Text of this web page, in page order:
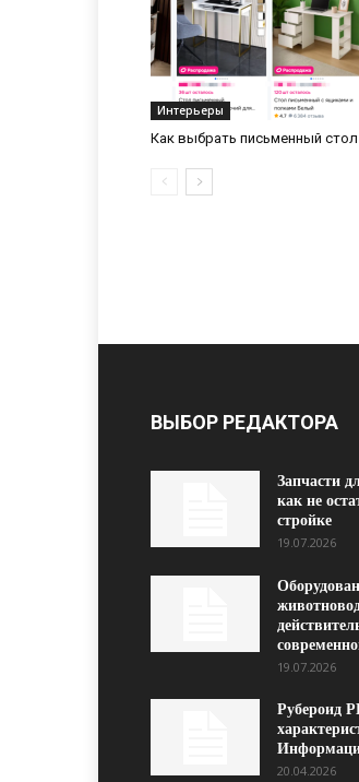
Интерьеры
Как выбрать письменный стол
ВЫБОР РЕДАКТОРА
Запчасти
как не
стройке
19.07.2026
19.07.2026
Рубероид
20.04.2026